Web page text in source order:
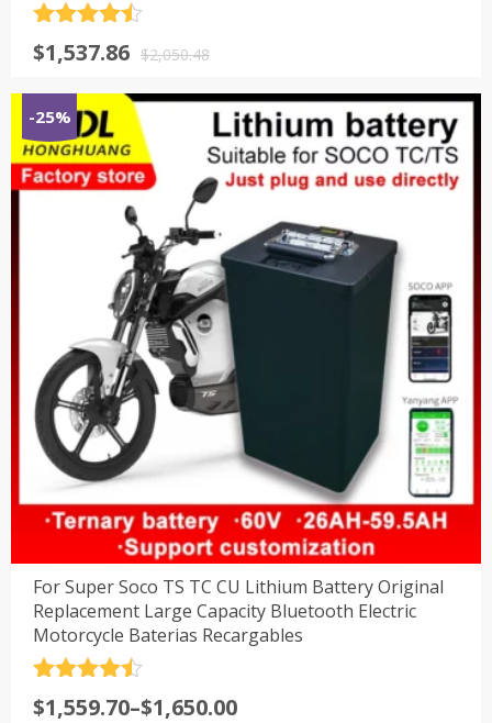
&sol; 5
$2,050.48
原
$2,050.48。
$1,537.86
当
格
为：
$1,537.86。
-25%
For Super Soco TS TC CU Lithium Battery Original
Replacement Large Capacity Bluetooth Electric
Motorcycle Baterias Recargables
&sol; 5
$1,559.70–$1,650.00